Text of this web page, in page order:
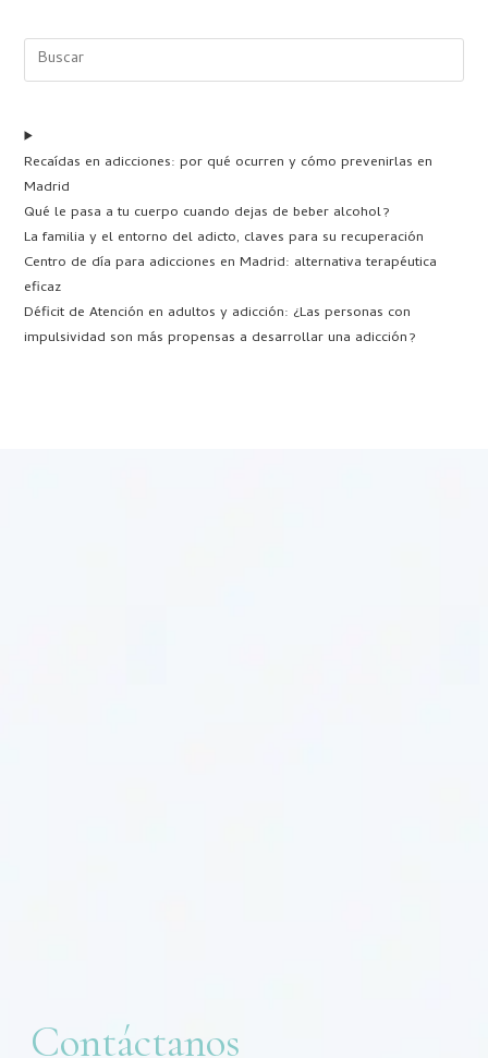
Recaídas en adicciones: por qué ocurren y cómo prevenirlas en
Madrid
Qué le pasa a tu cuerpo cuando dejas de beber alcohol?
La familia y el entorno del adicto, claves para su recuperación
Centro de día para adicciones en Madrid: alternativa terapéutica
eficaz
Déficit de Atención en adultos y adicción: ¿Las personas con
impulsividad son más propensas a desarrollar una adicción?
Contáctanos